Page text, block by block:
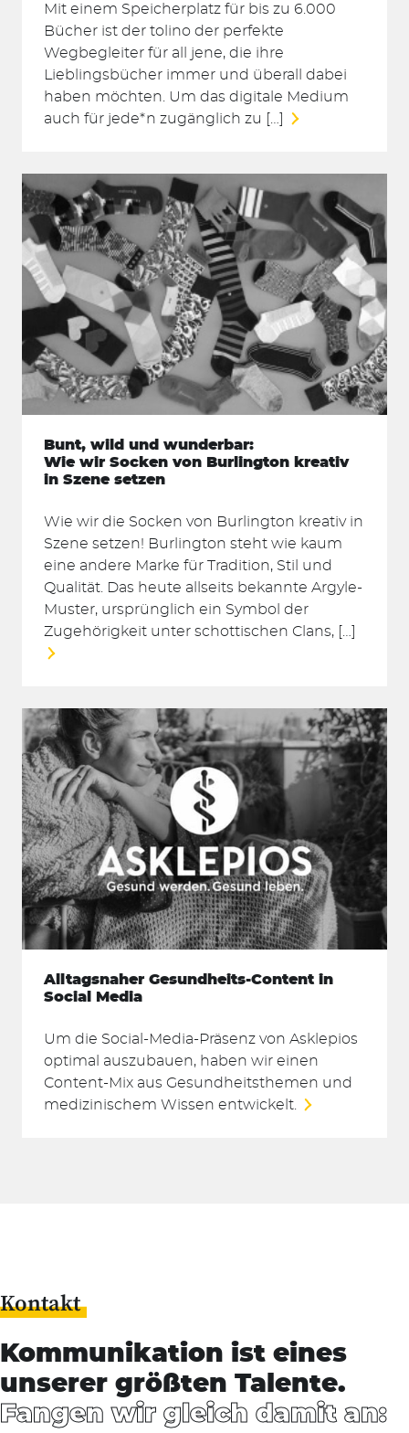
Suchen
nach:
Mit einem Speicherplatz für bis zu 6.000
Bücher ist der tolino der perfekte
Wegbegleiter für all jene, die ihre
Lieblingsbücher immer und überall dabei
haben möchten. Um das digitale Medium
auch für jede*n zugänglich zu […]
Bunt, wild und wunderbar:
Wie wir Socken von Burlington kreativ
in Szene setzen
Wie wir die Socken von Burlington kreativ in
Szene setzen! Burlington steht wie kaum
eine andere Marke für Tradition, Stil und
Qualität. Das heute allseits bekannte Argyle-
Muster, ursprünglich ein Symbol der
Zugehörigkeit unter schottischen Clans, […]
Alltagsnaher Gesundheits-Content in
Social Media
Um die Social-Media-Präsenz von Asklepios
optimal auszubauen, haben wir einen
Content-Mix aus Gesundheitsthemen und
medizinischem Wissen entwickelt.
Kontakt
Kommunikation ist eines
unserer größten Talente.
Fangen wir gleich damit an: